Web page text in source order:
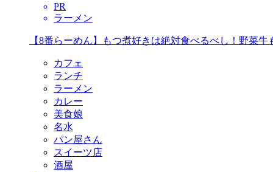
PR
ラーメン
【8番らーめん】もつ煮好きは絶対食べるべし！野菜
カフェ
ランチ
ラーメン
カレー
美食娘
名水
パン屋さん
スイーツ店
酒屋